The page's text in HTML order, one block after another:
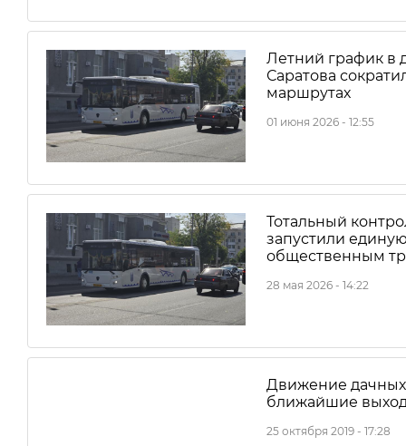
Летний график в
Саратова
маршрутах
01 июня 2026 - 12:55
Тотальный
запустили
общественным
28 мая 2026 - 14:22
Движение дачных
ближайшие
25 октября 2019 - 17:28